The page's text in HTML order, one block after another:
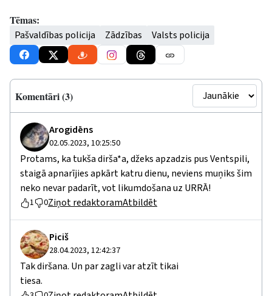
Tēmas:
Pašvaldības policija Zādzības Valsts policija
Komentāri (3)
Arogidēns
02.05.2023, 10:25:50
Protams, ka tukša dirša*a, džeks apzadzis pus Ventspili,
staigā apnarījies apkārt katru dienu, neviens muņiks šim
neko nevar padarīt, vot likumdošana uz URRĀ!
1 0Ziņot redaktoramAtbildēt
Piciš
28.04.2023, 12:42:37
Tak diršana. Un par zagli var atzīt tikai
tiesa.